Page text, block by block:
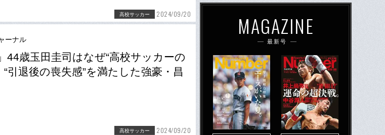
高校サッカー 2024/09/20
ーナル
44歳玉田圭司はなぜ“高校サッカーの
引退後の喪失感”を満たした強豪・昌
高校サッカー 2024/09/20
MAGAZINE
最新号